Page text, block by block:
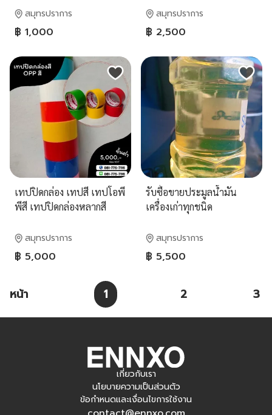
interr789 ไม้กั้นรถยนต์
พัทยา ไม้กั้นรถศรีราชา ไม้
กระดกชลบุรี
สมุทรปราการ
฿ 1,000
ไม้กั้นรถยนต์ ระยอง ระบบ
ไม้กั้น ไม้แขนกัน ระบบ กด
ปุ่ม ทาบบัตร สแกนบัตร
สมุทรปราการ
฿ 2,500
เทปปิดกล่อง เทปสี เทปโอพี
พีสี เทปปิดกล่องหลากสี
สมุทรปราการ
฿ 5,000
รับซื้อขายประมูลน้ำมัน
เครื่องเก่าทุกชนิด
สมุทรปราการ
฿ 5,500
หน้า 1 2 3
เกี่ยวกับเรา
นโยบายความเป็นส่วนตัว
ข้อกำหนดและเงื่อนไขการใช้งาน